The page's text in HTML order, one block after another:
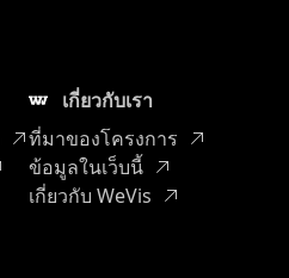
เกี่ยวกับเรา
ที่มาของโครงการ
ข้อมูลในเว็บนี้
เกี่ยวกับ WeVis